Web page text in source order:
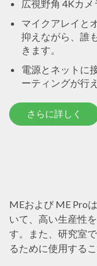
広視野角 4Kカ
マイクアレイと
抑えながら、誰
きます。
電源とネットに
ーティングが行
さらに詳しく
MEおよび ME Pro
いて、高い生産性
す。また、研究室
るために使用する